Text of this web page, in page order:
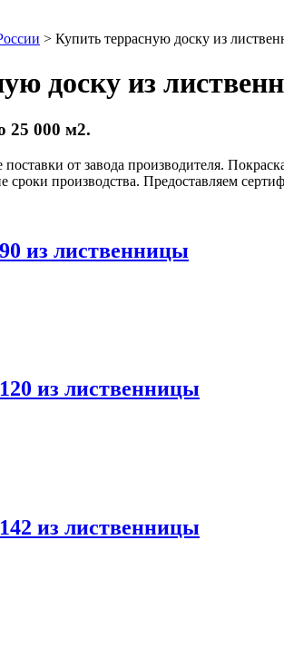
> Купить террасную доску из
доску из
25 000 м2.
от завода производителя.
сроки производства. Предоставляем
из лиственницы
из лиственницы
из лиственницы